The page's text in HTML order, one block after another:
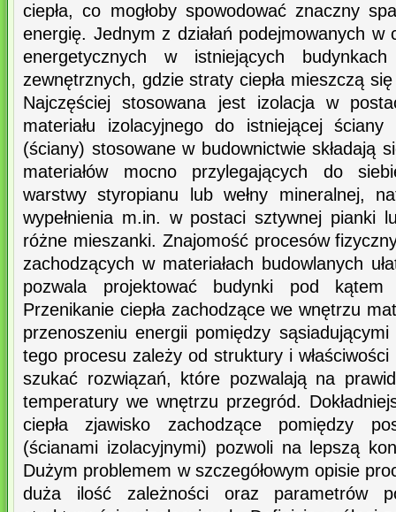
ciepła, co mogłoby spowodować znaczny
energię. Jednym z działań podejmowanych w
energetycznych w istniejących
zewnętrznych, gdzie straty ciepła mieszczą
Najczęściej stosowana jest izolacja w
materiału izolacyjnego do istniejącej
(ściany) stosowane w budownictwie składają
materiałów mocno przylegających do
warstwy styropianu lub wełny mineralnej,
wypełnienia m.in. w postaci sztywnej pianki
różne mieszanki. Znajomość procesów
zachodzących w materiałach budowlanych
pozwala projektować budynki pod
Przenikanie ciepła zachodzące we wnętrzu
przenoszeniu energii pomiędzy
tego procesu zależy od struktury i właściwości
szukać rozwiązań, które pozwalają na
temperatury we wnętrzu przegród.
ciepła zjawisko zachodzące pomiędzy
(ścianami izolacyjnymi) pozwoli na lepszą
Dużym problemem w szczegółowym opisie
duża ilość zależności oraz parametrów